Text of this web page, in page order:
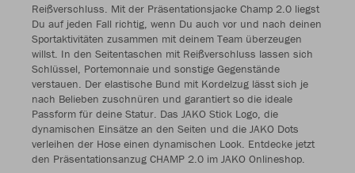
Reißverschluss. Mit der Präsentationsjacke Champ 2.0 liegst
Du auf jeden Fall richtig, wenn Du auch vor und nach deinen
Sportaktivitäten zusammen mit deinem Team überzeugen
willst. In den Seitentaschen mit Reißverschluss lassen sich
Schlüssel, Portemonnaie und sonstige Gegenstände
verstauen. Der elastische Bund mit Kordelzug lässt sich je
nach Belieben zuschnüren und garantiert so die ideale
Passform für deine Statur. Das JAKO Stick Logo, die
dynamischen Einsätze an den Seiten und die JAKO Dots
verleihen der Hose einen dynamischen Look. Entdecke jetzt
den Präsentationsanzug CHAMP 2.0 im JAKO Onlineshop.